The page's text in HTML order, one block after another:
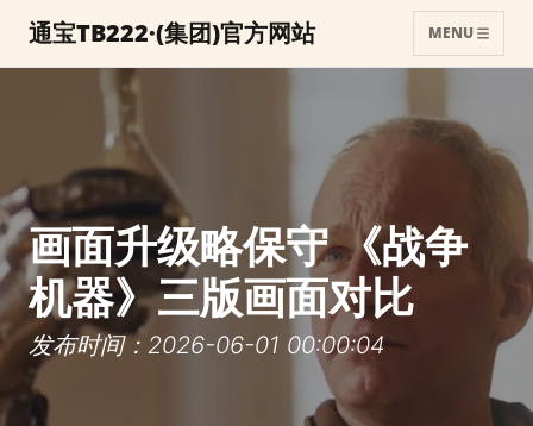
通宝TB222·(集团)官方网站 MENU
画面升级略保守 《战争
机器》三版画面对比
发布时间：2026-06-01 00:00:04